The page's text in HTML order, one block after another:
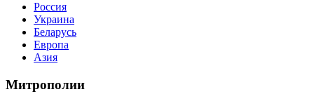
Россия
Украина
Беларусь
Европа
Азия
Митрополии